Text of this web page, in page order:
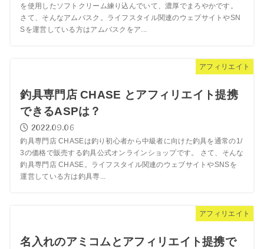
を使用したソフトクリーム練り込んでいて、濃厚でまろやかです。
さて、そんなアムバスク。ライフスタイル関連のウェブサイトやSN
Sを運営している方はアムバスクをア...
アフィリエイト
釣具専門店 CHASE とアフィリエイト提携
できるASPは？
2022.09.06
釣具専門店 CHASEは釣り初心者から中級者に向けた釣具を通常の1/
3の価格で販売する釣具公式オンラインショップです。 さて、そんな
釣具専門店 CHASE。ライフスタイル関連のウェブサイトやSNSを
運営している方は釣具専...
アフィリエイト
名入れのアミコムとアフィリエイト提携で